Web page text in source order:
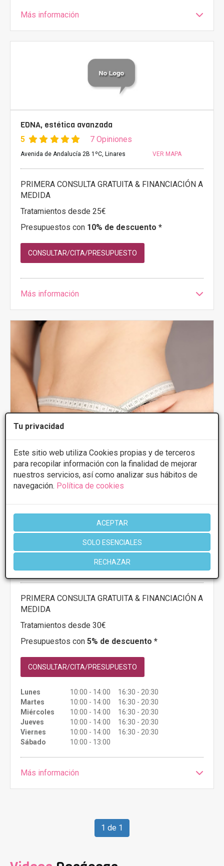
Tu privacidad
Este sitio web utiliza Cookies propias y de terceros
para recopilar información con la finalidad de mejorar
nuestros servicios, así como analizar sus hábitos de
navegación. Política de cookies
ACEPTAR
SOLO ESENCIALES
RECHAZAR
Más información
EDNA, estética avanzada
5 7 Opiniones
Avenida de Andalucía 2B 1ºC, Linares VER MAPA
PRIMERA CONSULTA GRATUITA & FINANCIACIÓN A
MEDIDA
Tratamientos desde 25€
Presupuestos con 10% de descuento *
CONSULTAR/CITA/PRESUPUESTO
Más información
5 11 Opiniones
PRIMERA CONSULTA GRATUITA & FINANCIACIÓN A
MEDIDA
Tratamientos desde 30€
Presupuestos con 5% de descuento *
CONSULTAR/CITA/PRESUPUESTO
Lunes
10:00 - 14:00 16:30 - 20:30
Martes
10:00 - 14:00 16:30 - 20:30
Miércoles
10:00 - 14:00 16:30 - 20:30
Jueves
10:00 - 14:00 16:30 - 20:30
Viernes
10:00 - 14:00 16:30 - 20:30
Sábado
10:00 - 13:00
Más información
1 de 1